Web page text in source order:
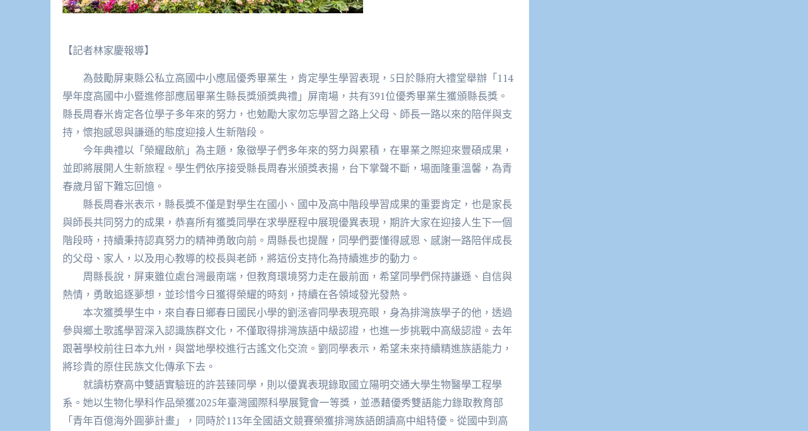
【記者林家慶報導】
為鼓勵屏東縣公私立高國中小應屆優秀畢業生，肯定學生學習表現，5日於縣府大禮堂舉辦「114
學年度高國中小暨進修部應屆畢業生縣長獎頒獎典禮」屏南場，共有391位優秀畢業生獲頒縣長獎。
縣長周春米肯定各位學子多年來的努力，也勉勵大家勿忘學習之路上父母、師長一路以來的陪伴與支
持，懷抱感恩與謙遜的態度迎接人生新階段。
今年典禮以「榮耀啟航」為主題，象徵學子們多年來的努力與累積，在畢業之際迎來豐碩成果，
並即將展開人生新旅程。學生們依序接受縣長周春米頒獎表揚，台下掌聲不斷，場面隆重溫馨，為青
春歲月留下難忘回憶。
縣長周春米表示，縣長獎不僅是對學生在國小、國中及高中階段學習成果的重要肯定，也是家長
與師長共同努力的成果，恭喜所有獲獎同學在求學歷程中展現優異表現，期許大家在迎接人生下一個
階段時，持續秉持認真努力的精神勇敢向前。周縣長也提醒，同學們要懂得感恩、感謝一路陪伴成長
的父母、家人，以及用心教導的校長與老師，將這份支持化為持續進步的動力。
周縣長說，屏東雖位處台灣最南端，但教育環境努力走在最前面，希望同學們保持謙遜、自信與
熱情，勇敢追逐夢想，並珍惜今日獲得榮耀的時刻，持續在各領域發光發熱。
本次獲獎學生中，來自春日鄉春日國民小學的劉洆睿同學表現亮眼，身為排灣族學子的他，透過
參與鄉土歌謠學習深入認識族群文化，不僅取得排灣族語中級認證，也進一步挑戰中高級認證。去年
跟著學校前往日本九州，與當地學校進行古謠文化交流。劉同學表示，希望未來持續精進族語能力，
將珍貴的原住民族文化傳承下去。
就讀枋寮高中雙語實驗班的許芸臻同學，則以優異表現錄取國立陽明交通大學生物醫學工程學
系。她以生物化學科作品榮獲2025年臺灣國際科學展覽會一等獎，並憑藉優秀雙語能力錄取教育部
「青年百億海外圓夢計畫」，同時於113年全國語文競賽榮獲排灣族語朗讀高中組特優。從國中到高